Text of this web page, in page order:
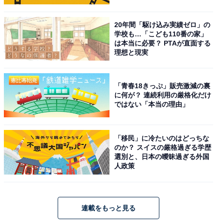
定位置獲得に近づいている佐々木翔（写真：JFA/アフロ）
左サイドバックはロシアW杯メンバーの長友佑都の戦線
回の2試合には横浜F・マリノスの山中亮輔が初めて招集
されているが、サンフレッチェ広島でも森保監督のサッ
20年間「駆け込み実績ゼロ」の
学校も…「こども110番の家」
は本当に必要？ PTAが直面する
理想と現実
「青春18きっぷ」販売激減の裏
に何が？ 連続利用の厳格化だけ
ではない「本当の理由」
「移民」に冷たいのはどっちな
のか？ スイスの厳格過ぎる学歴
選別と、日本の曖昧過ぎる外国
人政策
連載をもっと見る